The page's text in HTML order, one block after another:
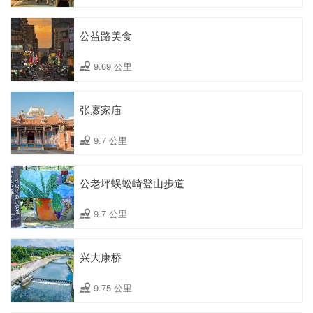
公益路美食
9.69 公里
张廖家庙
9.7 公里
公老坪蜈蚣崎登山步道
9.7 公里
兴大康桥
9.75 公里